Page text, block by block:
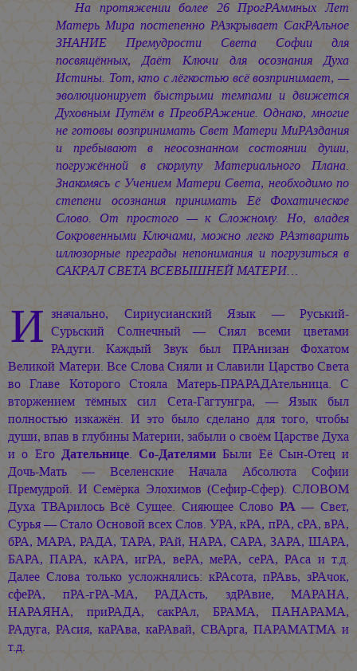
На протяжении более 26 ПрогРАммных Лет
Матерь Мира постепенно РАзкрывает СакРАльное
ЗНАНИЕ Премудрости Света Софии для
посвящённых, Даёт Ключи для осознания Духа
Истины. Тот, кто с лёгкостью всё возпринимает, —
эволюционирует быстрыми темпами и движется
Духовным Путём в ПреобРАжение. Однако, многие
не готовы возпринимать Свет Матери МиРАздания
и пребывают в неосознанном состоянии души,
погружённой в скорлупу Материального Плана.
Знакомясь с Учением Матери Света, необходимо по
степени осознания принимать Её Фохатическое
Слово. От простого — к Сложному. Но, владея
Сокровенными Ключами, можно легко РАзтварить
иллюзорные преграды непонимания и погрузиться в
САКРАЛ СВЕТА ВСЕВЫШНЕЙ МАТЕРИ…
И значально, Сириусианский Язык — Руський-
Сурьский Солнечный — Сиял всеми цветами
РАдуги. Каждый Звук был ПРАнизан Фохатом
Великой Матери. Все Слова Сияли и Славили Царство Света
во Главе Которого Стояла Матерь-ПРАРАДАтельница. С
вторжением тёмных сил Сета-Гагтунгра, — Язык был
полностью изкажён. И это было сделано для того, чтобы
души, впав в глубины Материи, забыли о своём Царстве Духа
и о Его Дательнице. Со-Дателями Были Её Сын-Отец и
Дочь-Мать — Вселенские Начала Абсолюта Софии
Премудрой. И Семёрка Элохимов (Сефир-Сфер). СЛОВОМ
Духа ТВАрилось Всё Сущее. Сияющее Слово РА— Свет,
Сурья — Стало Основой всех Слов. УРА, кРА, пРА, сРА, вРА,
бРА, МАРА, РАДА, ТАРА, РАй, НАРА, САРА, ЗАРА, ШАРА,
БАРА, ПАРА, кАРА, игРА, веРА, меРА, сеРА, РАса и т.д.
Далее Слова только усложнялись: кРАсота, пРАвь, зРАчок,
сфеРА, пРА-гРА-МА, РАДАсть, здРАвие, МАРАНА,
НАРАЯНА, приРАДА, сакРАл, БРАМА, ПАНАРАМА,
РАдуга, РАсия, каРАва, каРАвай, СВАрга, ПАРАМАТМА и
т.д.